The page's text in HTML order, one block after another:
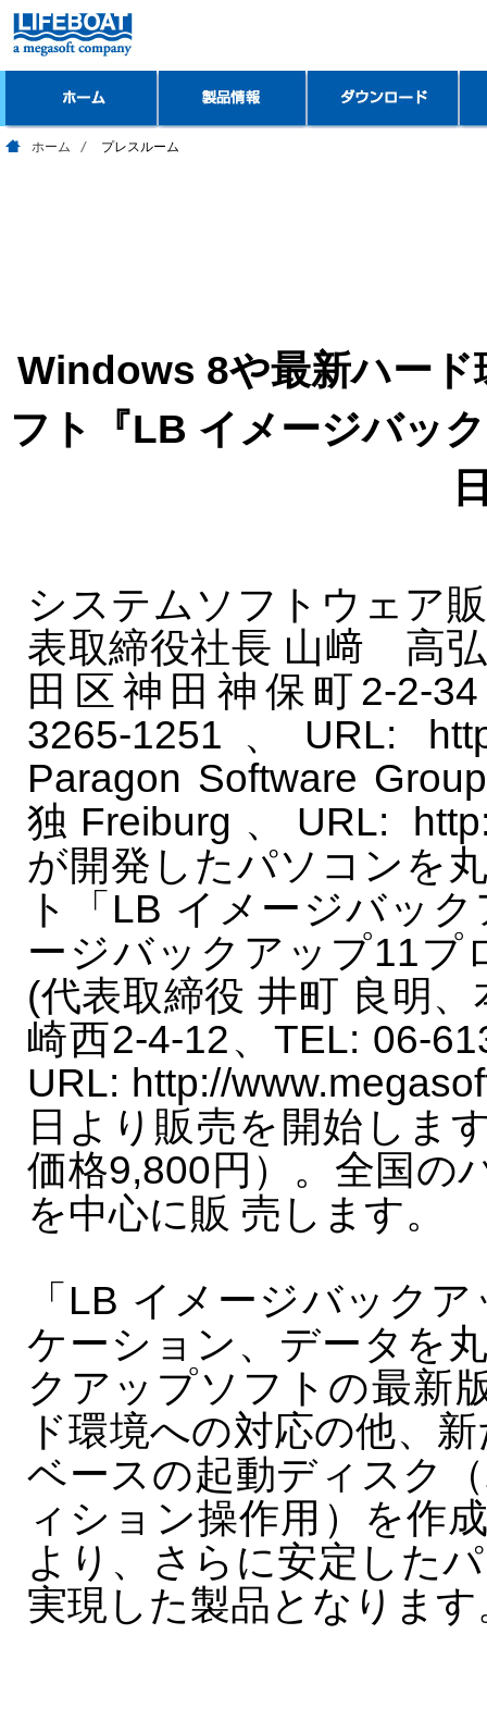
ホーム プレスルーム
Windows 8や最新ハー
フト『LB イメージバッ
システムソフトウェア
表取締役社長 山﨑 高
田区神田神保町2-2-34
3265-1251、URL:
Paragon Software
独Freiburg、URL:
が開発したパソコンを
ト「LB イメージバッ
ージバックアップ11プ
(代表取締役 井町 良明
崎西2-4-12、TEL: 06-
URL: http://
日より販売を開始しま
価格9,800円）。全国の
を中心に販 売します。
「LB イメージバック
ケーション、データを
クアップソフトの最新
ド環境への対応の他、
ベースの起動ディスク
ィション操作用）を作
より、さらに安定した
実現した製品となります